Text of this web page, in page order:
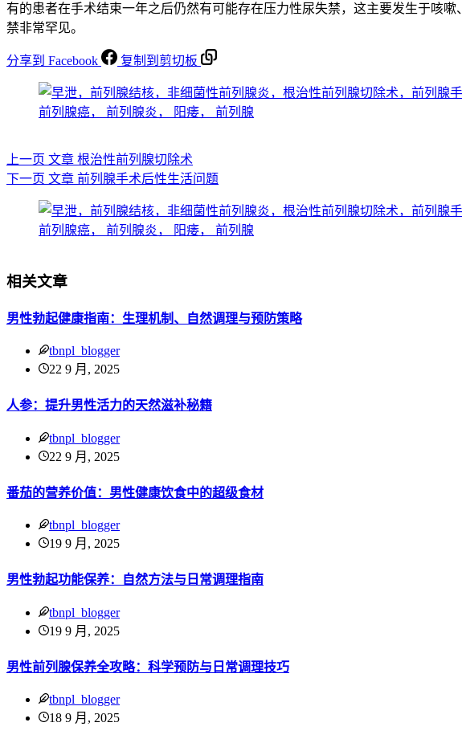
有的患者在手术结束一年之后仍然有可能存在压力性尿失禁，这主要发生于咳
禁非常罕见。
分享到 Facebook 复制到剪切板
上一页 文章 根治性前列腺切除术
下一页 文章 前列腺手术后性生活问题
相关文章
男性勃起健康指南：生理机制、自然调理与预防策略
tbnpl_blogger
22 9 月, 2025
人参：提升男性活力的天然滋补秘籍
tbnpl_blogger
22 9 月, 2025
番茄的营养价值：男性健康饮食中的超级食材
tbnpl_blogger
19 9 月, 2025
男性勃起功能保养：自然方法与日常调理指南
tbnpl_blogger
19 9 月, 2025
男性前列腺保养全攻略：科学预防与日常调理技巧
tbnpl_blogger
18 9 月, 2025